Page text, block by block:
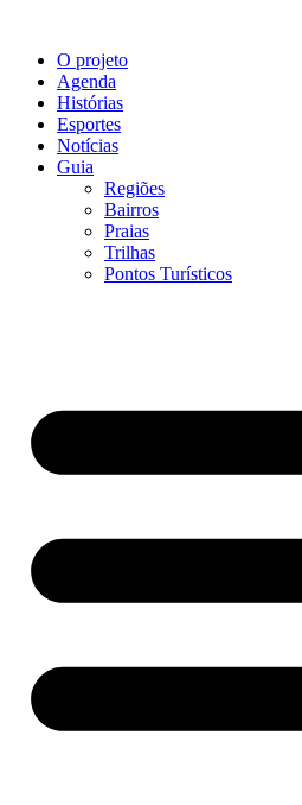
conteúdo
O projeto
Agenda
Histórias
Esportes
Notícias
Guia
Regiões
Bairros
Praias
Trilhas
Pontos Turísticos